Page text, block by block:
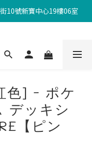
10號新寶中心19樓06室
色] - ポケ
デッキシ
【ピン